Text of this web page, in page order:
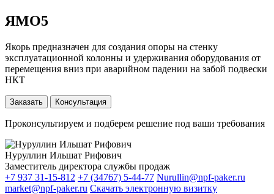
ЯМО5
Якорь предназначен для создания опоры на стенку
эксплуатационной колонны и удерживания оборудования от
перемещения вниз при аварийном падении на забой подвески
НКТ
Заказать Консультация
Проконсультируем и подберем решение под ваши требования
Нуруллин Ильшат Рифович
Заместитель директора службы продаж
+7 937 31-15-812 +7 (34767) 5-44-77 Nurullin@npf-paker.ru
market@npf-paker.ru Скачать электронную визитку